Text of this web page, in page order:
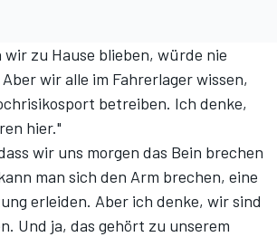
zu Hause blieben, würde nie
wir alle im Fahrerlager wissen,
betreiben. Ich denke,
hier."
wir uns morgen das Bein brechen
man sich den Arm brechen, eine
erleiden. Aber ich denke, wir sind
Und ja, das gehört zu unserem